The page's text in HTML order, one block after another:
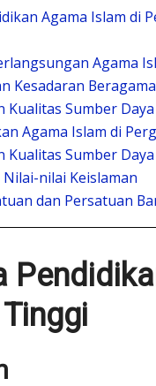
Agama Islam di
Agama
Kesadaran Beragama
Kualitas Sumber
Agama Islam di
Kualitas Sumber
nilai Keislaman
dan Persatuan